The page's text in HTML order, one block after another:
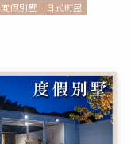
度假別墅
日式町屋